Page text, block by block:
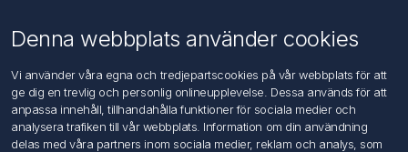
Kontakta oss
Kundtjänst
Sök
Denna webbplats använder cookies
Vi använder våra egna och tredjepartscookies på vår webbplats för att
ge dig en trevlig och personlig onlineupplevelse. Dessa används för att
anpassa innehåll, tillhandahålla funktioner för sociala medier och
analysera trafiken till vår webbplats. Information om din användning
delas med våra partners inom sociala medier, reklam och analys, som